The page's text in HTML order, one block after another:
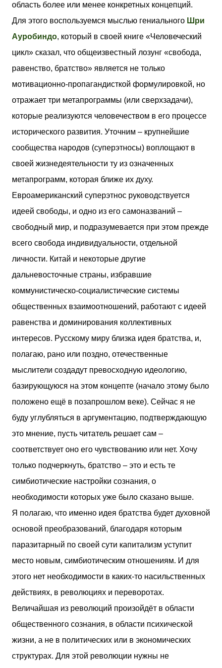
область более или менее конкретных концепций.
Для этого воспользуемся мыслью гениального Шри
Ауробиндо, который в своей книге «Человеческий
цикл» сказал, что общеизвестный лозунг «свобода,
равенство, братство» является не только
мотивационно-пропагандисткой формулировкой, но
отражает три метапрограммы (или сверхзадачи),
которые реализуются человечеством в его процессе
исторического развития. Уточним – крупнейшие
сообщества народов (суперэтносы) воплощают в
своей жизнедеятельности ту из означенных
метапрограмм, которая ближе их духу.
Евроамериканский суперэтнос руководствуется
идеей свободы, и одно из его самоназваний –
свободный мир, и подразумевается при этом прежде
всего свобода индивидуальности, отдельной
личности. Китай и некоторые другие
дальневосточные страны, избравшие
коммунистическо-социалистические системы
общественных взаимоотношений, работают с идеей
равенства и доминирования коллективных
интересов. Русскому миру близка идея братства, и,
полагаю, рано или поздно, отечественные
мыслители создадут превосходную идеологию,
базирующуюся на этом концепте (начало этому было
положено ещё в позапрошлом веке). Сейчас я не
буду углубляться в аргументацию, подтверждающую
это мнение, пусть читатель решает сам –
соответствует оно его чувствованию или нет. Хочу
только подчеркнуть, братство – это и есть те
симбиотические настройки сознания, о
необходимости которых уже было сказано выше.
Я полагаю, что именно идея братства будет духовной
основой преобразований, благодаря которым
паразитарный по своей сути капитализм уступит
место новым, симбиотическим отношениям. И для
этого нет необходимости в каких-то насильственных
действиях, в революциях и переворотах.
Величайшая из революций произойдёт в области
общественного сознания, в области психической
жизни, а не в политических или в экономических
структурах. Для этой революции нужны не